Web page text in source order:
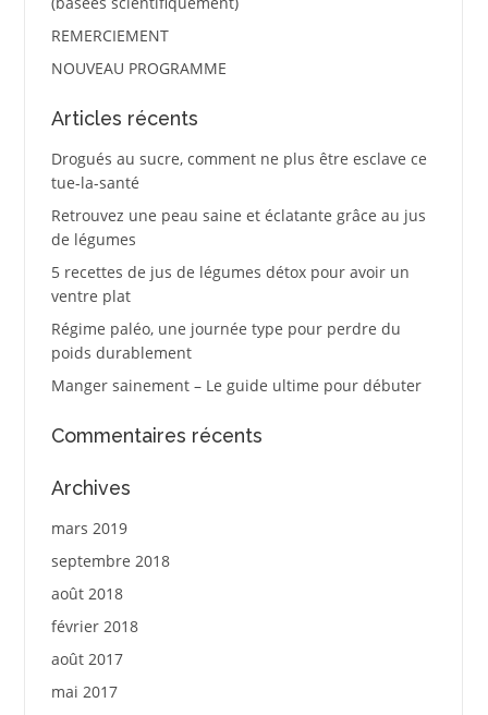
REMERCIEMENT
NOUVEAU PROGRAMME
Articles récents
Drogués au sucre, comment ne plus être esclave ce
tue-la-santé
Retrouvez une peau saine et éclatante grâce au jus
de légumes
5 recettes de jus de légumes détox pour avoir un
ventre plat
Régime paléo, une journée type pour perdre du
poids durablement
Manger sainement – Le guide ultime pour débuter
Commentaires récents
Archives
mars 2019
septembre 2018
août 2018
février 2018
août 2017
mai 2017